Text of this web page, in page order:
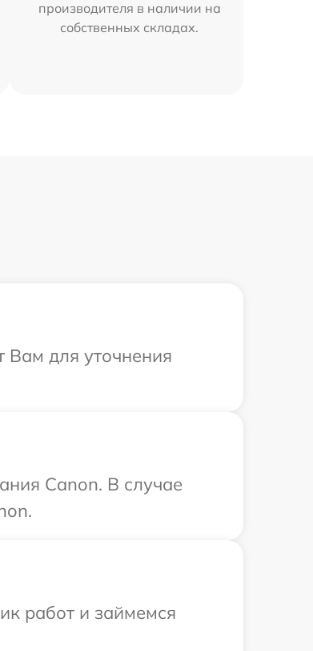
производителя в наличии на
собственных складах.
Вам для уточнения
Canon. В случае
работ и займемся